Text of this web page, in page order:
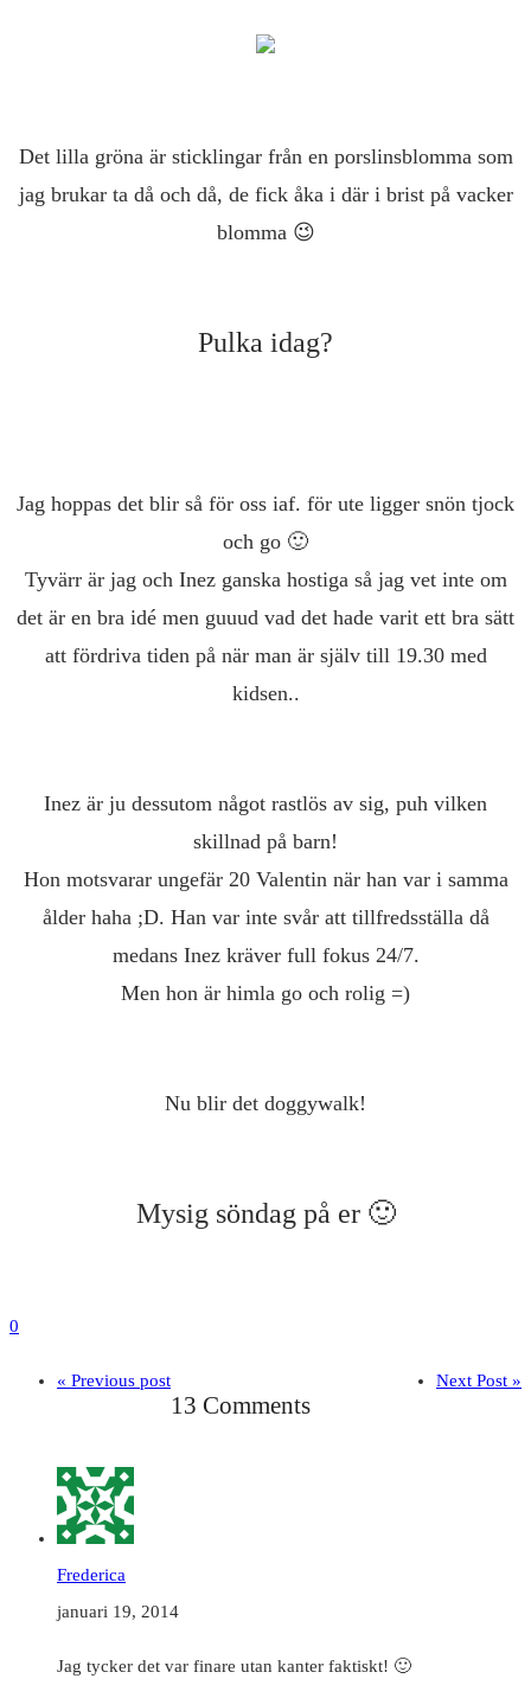
Det lilla gröna är sticklingar från en porslinsblomma som
jag brukar ta då och då, de fick åka i där i brist på vacker
blomma 😉
Pulka idag?
Jag hoppas det blir så för oss iaf. för ute ligger snön tjock
och go 🙂
Tyvärr är jag och Inez ganska hostiga så jag vet inte om
det är en bra idé men guuud vad det hade varit ett bra sätt
att fördriva tiden på när man är själv till 19.30 med
kidsen..
Inez är ju dessutom något rastlös av sig, puh vilken
skillnad på barn!
Hon motsvarar ungefär 20 Valentin när han var i samma
ålder haha ;D. Han var inte svår att tillfredsställa då
medans Inez kräver full fokus 24/7.
Men hon är himla go och rolig =)
Nu blir det doggywalk!
Mysig söndag på er 🙂
0
« Previous post Next Post »
13 Comments
Frederica
januari 19, 2014
Jag tycker det var finare utan kanter faktiskt! 🙂